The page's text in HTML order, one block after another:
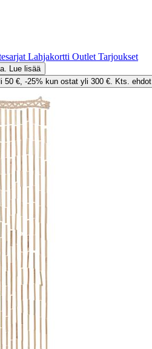
Lahjakortti Outlet Tarjoukset
Lue lisää
50 €, -25% kun ostat yli 300 €. Kts. ehdot